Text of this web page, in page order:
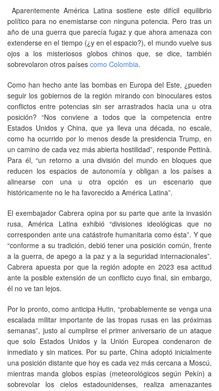
Aparentemente América Latina sostiene este difícil equilibrio
político para no enemistarse con ninguna potencia. Pero tras un
año de una guerra que parecía fugaz y que ahora amenaza con
extenderse en el tiempo (¿y en el espacio?), el mundo vuelve sus
ojos a los misteriosos globos chinos que, se dice, también
sobrevolaron otros países como Colombia.
Como han hecho ante las bombas en Europa del Este, ¿pueden
seguir los gobiernos de la región mirando con binoculares estos
conflictos entre potencias sin ser arrastrados hacia una u otra
posición? “Nos conviene a todos que la competencia entre
Estados Unidos y China, que ya lleva una década, no escale,
como ha ocurrido por lo menos desde la presidencia Trump, en
un camino de cada vez más abierta hostilidad”, responde Pettinà.
Para él, “un retorno a una división del mundo en bloques que
reducen los espacios de autonomía y obligan a los países a
alinearse con una u otra opción es un escenario que
históricamente no le ha favorecido a América Latina”.
El exembajador Cabrera opina por su parte que ante la invasión
rusa, América Latina exhibió “divisiones ideológicas que no
corresponden ante una catástrofe humanitaria como ésta”. Y que
“conforme a su tradición, debió tener una posición común, frente
a la guerra, de apego a la paz y a la seguridad internacionales”.
Cabrera apuesta por que la región adopte en 2023 esa actitud
ante la posible extensión de un conflicto cuyo final, sin embargo,
él no ve tan lejos.
Por lo pronto, como anticipa Hutin, “probablemente se venga una
escalada militar importante de las tropas rusas en las próximas
semanas”, justo al cumplirse el primer aniversario de un ataque
que solo Estados Unidos y la Unión Europea condenaron de
inmediato y sin matices. Por su parte, China adoptó inicialmente
una posición distante que hoy es cada vez más cercana a Moscú,
mientras manda globos espías (meteorológicos según Pekín) a
sobrevolar los cielos estadounidenses, realiza amenazantes